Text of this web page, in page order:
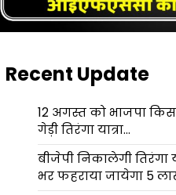
Recent Update
12 अगस्त को भाजपा
गेड़ी तिरंगा यात्रा…
बीजेपी निकालेगी तिरंगा
भर फहराया जायेगा 5